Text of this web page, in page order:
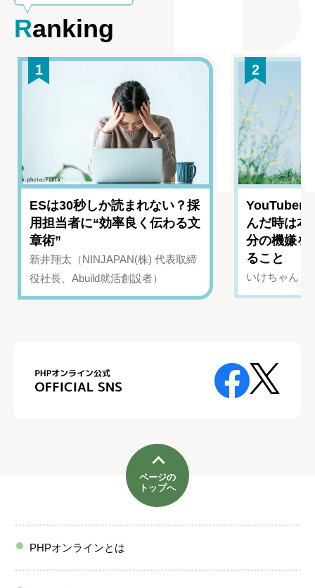
Ranking
1
ESは30秒しか読まれない？採
用担当者に“効率良く伝わる文
章術”
新井翔太（NINJAPAN(株) 代表取締
役社長、Abuild就活創設者）
2
YouTuber
んだ時は
分の機嫌を
ること
いけちゃん（
ページの
トップへ
PHPオンラインとは